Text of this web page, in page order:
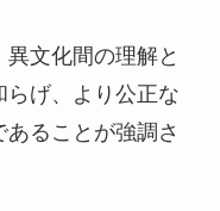
文化間の理解と
らげ、より公正な
ることが強調さ